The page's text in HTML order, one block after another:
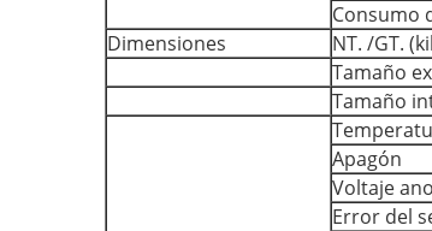
Consumo
Dimensiones
NT. /GT.
Tamaño
Tamaño
Apagón
Voltaje
Error del